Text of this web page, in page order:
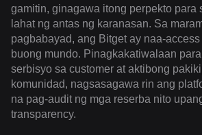
gamitin, ginagawa itong perpekto para
lahat ng antas ng karanasan. Sa
pagbabayad, ang Bitget ay naa-
buong mundo. Pinagkakatiwalaan
serbisyo sa customer at aktibong
komunidad, nagsasagawa rin ang
na pag-audit ng mga reserba nito
transparency.